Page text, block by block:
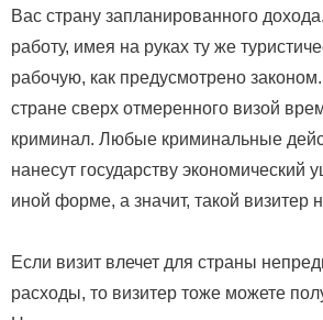
Вас страну запланированного
работу, имея на руках ту же
рабочую, как предусмотрено
стране сверх отмеренного визой
криминал. Любые криминальные
нанесут государству экономический
иной форме, а значит, такой визитер
Если визит влечет для страны
расходы, то визитер тоже можете